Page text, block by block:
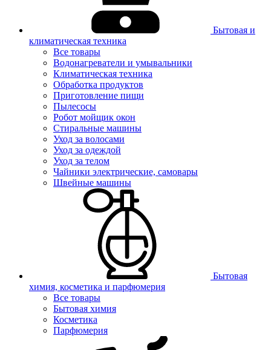
Бытовая и
климатическая техника
Все товары
Водонагреватели и умывальники
Климатическая техника
Обработка продуктов
Приготовление пищи
Пылесосы
Робот мойщик окон
Стиральные машины
Уход за волосами
Уход за одеждой
Уход за телом
Чайники электрические, самовары
Швейные машины
Бытовая
химия, косметика и парфюмерия
Все товары
Бытовая химия
Косметика
Парфюмерия